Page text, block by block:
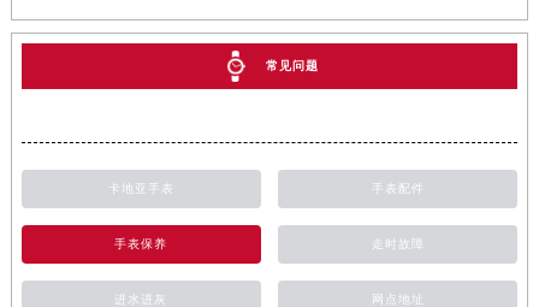
常见问题
卡地亚手表 手表配件
手表保养 走时故障
进水进灰 网点地址